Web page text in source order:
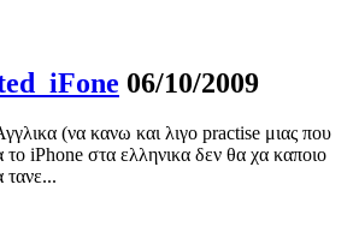
06/10/2009
(να κανω και λιγο practise μιας που
το iPhone στα ελληνικα δεν θα χα καποιο
τανε...